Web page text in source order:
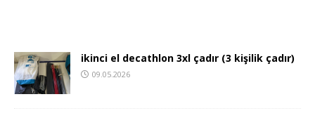
ikinci el decathlon 3xl çadır (3 kişilik çadır)
09.05.2026